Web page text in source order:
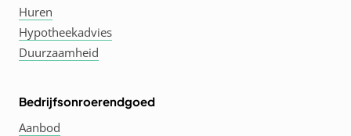
Huren
Hypotheekadvies
Duurzaamheid
Bedrijfsonroerendgoed
Aanbod